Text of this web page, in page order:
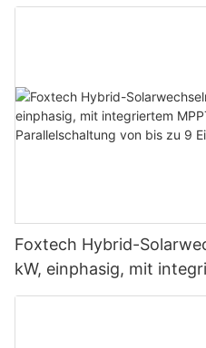
Foxtech Hybrid-
kW, einphasig, mit
unterstützt